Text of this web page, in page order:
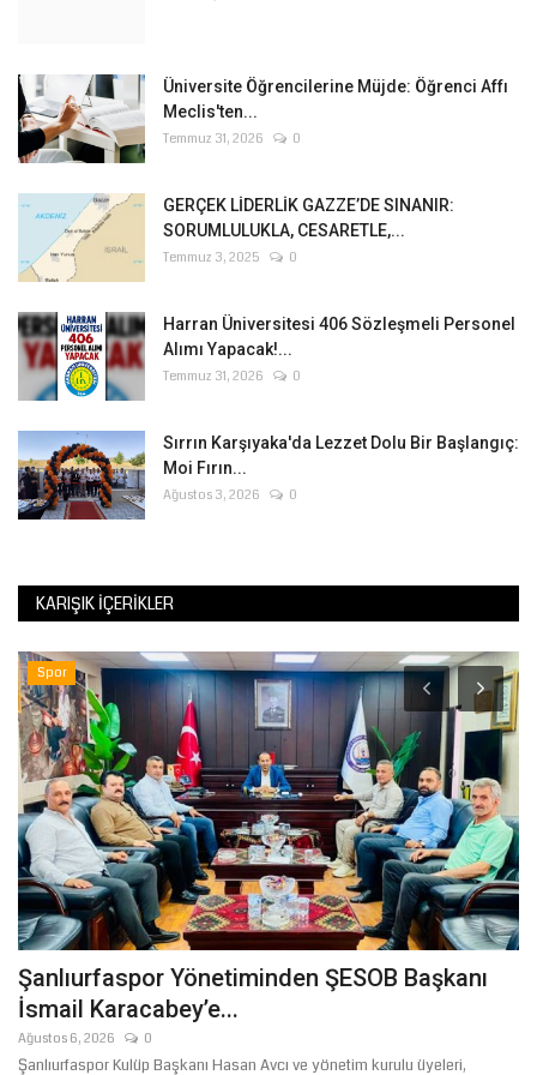
Üniversite Öğrencilerine Müjde: Öğrenci Affı
Meclis'ten...
Temmuz 31, 2026 0
GERÇEK LİDERLİK GAZZE’DE SINANIR:
SORUMLULUKLA, CESARETLE,...
Temmuz 3, 2025 0
Harran Üniversitesi 406 Sözleşmeli Personel
Alımı Yapacak!...
Temmuz 31, 2026 0
Sırrın Karşıyaka'da Lezzet Dolu Bir Başlangıç:
Moi Fırın...
Ağustos 3, 2026 0
KARIŞIK İÇERIKLER
Spor
Şanlıurfaspor Yönetiminden ŞESOB Başkanı
İsmail Karacabey’e...
Ağustos 6, 2026 0
Şanlıurfaspor Kulüp Başkanı Hasan Avcı ve yönetim kurulu üyeleri,